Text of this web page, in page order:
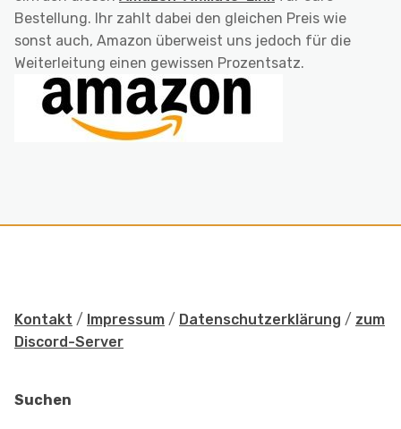
Bestellung. Ihr zahlt dabei den gleichen Preis wie
sonst auch, Amazon überweist uns jedoch für die
Weiterleitung einen gewissen Prozentsatz.
Kontakt / Impressum / Datenschutzerklärung / zum
Discord-Server
Suchen